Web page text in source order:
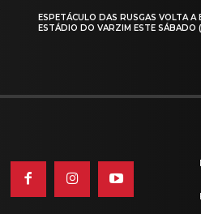
ESPETÁCULO DAS RUSGAS VOLTA A
ESTÁDIO DO VARZIM ESTE SÁBADO